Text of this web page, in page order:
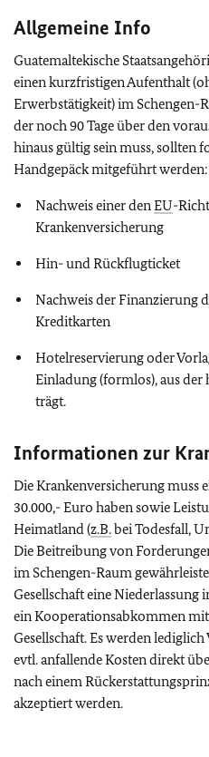
Allgemeine Info
Guatemaltekische
einen kurzfristigen Aufenthalt
Erwerbstätigkeit) im Schengen-
der noch 90 Tage über den
hinaus gültig sein muss, sollten
Handgepäck mitgeführt werden:
Nachweis einer den EU-
Krankenversicherung
Hin- und Rückflugticket
Nachweis der Finanzierung
Kreditkarten
Hotelreservierung oder
Einladung (formlos), aus der
trägt.
Informationen zur
Die Krankenversicherung muss
30.000,- Euro haben sowie
Heimatland (z.B.bei Todesfall,
Die Beitreibung von
im Schengen-Raum
Gesellschaft eine Niederlassung
ein Kooperationsabkommen mit
Gesellschaft. Es werden
evtl. anfallende Kosten direkt
nach einem
akzeptiert werden.